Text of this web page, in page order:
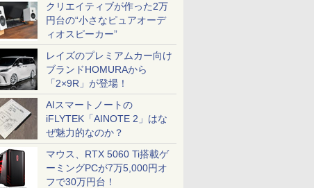
クリエイティブが作った2万
円台の“小さなピュアオーデ
ィオスピーカー”
レイズのプレミアムカー向け
ブランドHOMURAから
「2×9R」が登場！
AIスマートノートの
iFLYTEK「AINOTE 2」はな
ぜ魅力的なのか？
マウス、RTX 5060 Ti搭載ゲ
ーミングPCが7万5,000円オ
フで30万円台！